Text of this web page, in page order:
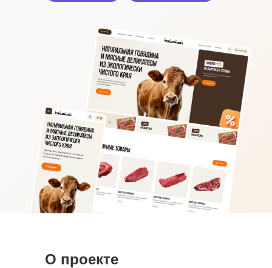
О проекте